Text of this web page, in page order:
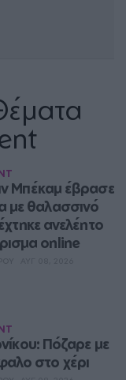
Μπέκαμ έβρασε
με θαλασσινό
ανελέητο
online
Πόζαρε με
στο χέρι